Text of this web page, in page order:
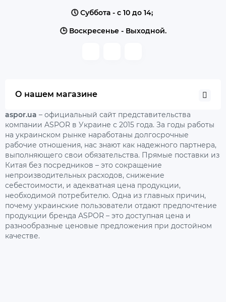
🕔 Суббота - с 10 до 14;
🕒 Воскресенье - Выходной.
О нашем магазине
aspor.ua – официальный сайт представительства
компании ASPOR в Украине с 2015 года. За годы работы
на украинском рынке наработаны долгосрочные
рабочие отношения, нас знают как надежного партнера,
выполняющего свои обязательства. Прямые поставки из
Китая без посредников – это сокращение
непроизводительных расходов, снижение
себестоимости, и адекватная цена продукции,
необходимой потребителю. Одна из главных причин,
почему украинские пользователи отдают предпочтение
продукции бренда ASPOR – это доступная цена и
разнообразные ценовые предложения при достойном
качестве.